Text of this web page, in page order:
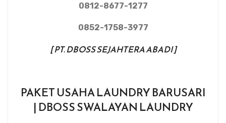
0812-8677-1277
0852-1758-3977
[ PT. DBOSS SEJAHTERA ABADI ]
PAKET USAHA LAUNDRY BARUSARI
| DBOSS SWALAYAN LAUNDRY